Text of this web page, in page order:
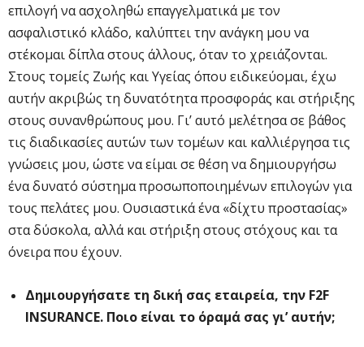
επιλογή να ασχοληθώ επαγγελματικά με τον
ασφαλιστικό κλάδο, καλύπτει την ανάγκη μου να
στέκομαι δίπλα στους άλλους, όταν το χρειάζονται.
Στους τομείς Ζωής και Υγείας όπου ειδικεύομαι, έχω
αυτήν ακριβώς τη δυνατότητα προσφοράς και στήριξης
στους συνανθρώπους μου. Γι’ αυτό μελέτησα σε βάθος
τις διαδικασίες αυτών των τομέων και καλλιέργησα τις
γνώσεις μου, ώστε να είμαι σε θέση να δημιουργήσω
ένα δυνατό σύστημα προσωποποιημένων επιλογών για
τους πελάτες μου. Ουσιαστικά ένα «δίχτυ προστασίας»
στα δύσκολα, αλλά και στήριξη στους στόχους και τα
όνειρα που έχουν.
Δημιουργήσατε τη δική σας εταιρεία, την F2F
INSURANCE. Ποιο είναι το όραμά σας γι’ αυτήν;